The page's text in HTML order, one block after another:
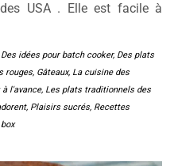
USA . Elle est facile à
Des idées pour batch cooker, Des plats
rouges, Gâteaux, La cuisine des
l'avance, Les plats traditionnels des
, Plaisirs sucrés, Recettes